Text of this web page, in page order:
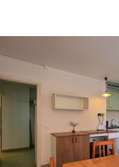
CARGANDO...